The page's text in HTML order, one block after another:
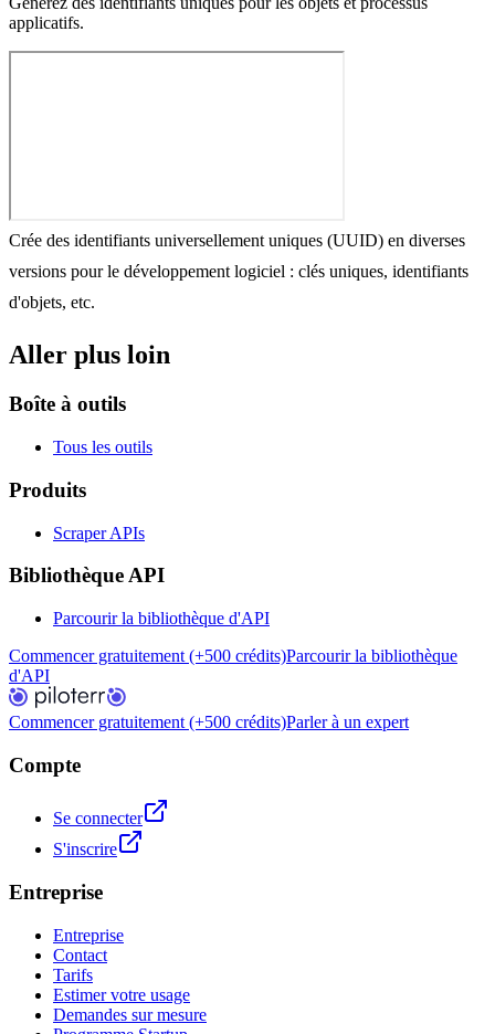
applicatifs.
Crée des identifiants universellement uniques (UUID) en diverses
versions pour le développement logiciel : clés uniques, identifiants
d'objets, etc.
Aller plus loin
Boîte à outils
Tous les outils
Produits
Scraper APIs
Bibliothèque API
Parcourir la bibliothèque d'API
Commencer gratuitement (+500 crédits)Parcourir la bibliothèque
d'API
Commencer gratuitement (+500 crédits)Parler à un expert
Compte
Se connecter
S'inscrire
Entreprise
Entreprise
Contact
Tarifs
Estimer votre usage
Demandes sur mesure